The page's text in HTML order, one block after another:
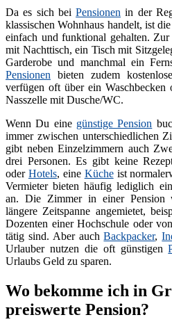
Da es sich beiPensionen in der
klassischen Wohnhaus handelt, ist
einfach und funktional gehalten.
mit Nachttisch, ein Tisch mit
Garderobe und manchmal ein
Pensionen bieten zudem
verfügen oft über ein Waschbecken
Nasszelle mit Dusche/WC.
Wenn Du eine günstige Pension
immer zwischen unterschiedlichen
gibt neben Einzelzimmern auch
drei Personen. Es gibt keine
oder Hotels, eine Kücheist
Vermieter bieten häufig lediglich ein
an. Die Zimmer in einer Pension
längere Zeitspanne angemietet,
Dozenten einer Hochschule oder
tätig sind. Aber auchBackpacker,
Urlauber nutzen die oft günstigen
Urlaubs Geld zu sparen.
Wo bekomme ich in
preiswerte Pension?